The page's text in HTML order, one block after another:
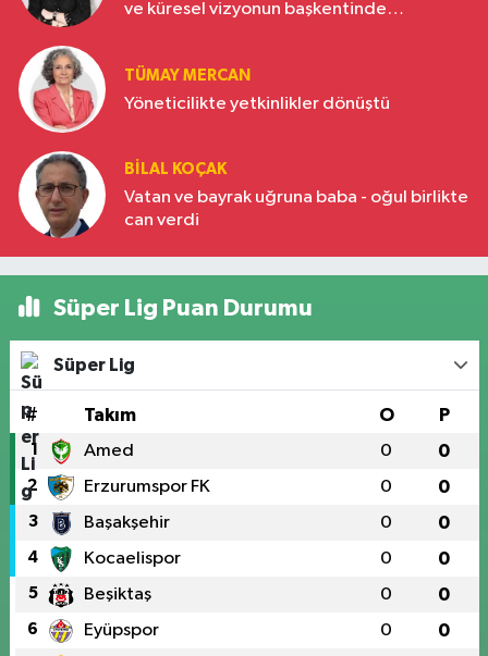
ve küresel vizyonun başkentinde
TÜMAY MERCAN
Yöneticilikte yetkinlikler dönüştü
BILAL KOÇAK
Vatan ve bayrak uğruna baba - oğul birlikte
can verdi
Süper Lig Puan Durumu
Süper Lig
# Takım O P
1 Amed 0 0
2 Erzurumspor FK 0 0
3 Başakşehir 0 0
4 Kocaelispor 0 0
5 Beşiktaş 0 0
6 Eyüpspor 0 0